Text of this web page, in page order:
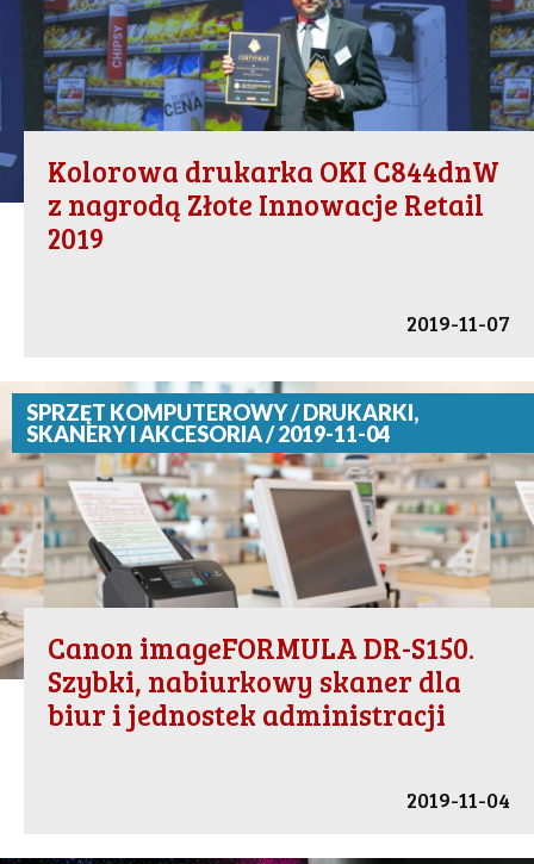
Kolorowa drukarka OKI C844dnW
z nagrodą Złote Innowacje Retail
2019
2019-11-07
SPRZĘT KOMPUTEROWY / DRUKARKI,
SKANERY I AKCESORIA / 2019-11-04
Canon imageFORMULA DR-S150.
Szybki, nabiurkowy skaner dla
biur i jednostek administracji
2019-11-04